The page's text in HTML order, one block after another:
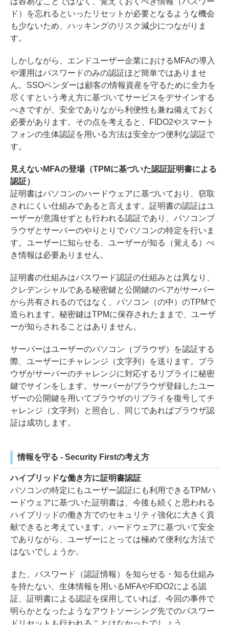
ド）を忘れるといったリセットが必要となるような機会
も少ないため、ハッキングのリスク減少につながりま
す。
しかしながら、エンドユーザー企業におけるMFAの導入
や運用はパスワードのみの認証ほど簡単ではありませ
ん。SSOベンダーは顧客の情報資産を守るために全力を
尽くすという考え方に基づいてサービスをデサインする
べきですが、安全でありながら利便性も兼ね備えておく
必要があります。その点を考えると、FIDO2やスマート
フォンの生体認証を用いる方法は安全かつ便利な認証で
す。
見えないMFAの登場（TPMに基づいた認証証明書による
認証）
証明書はパソコンのハードウェアに基づいており、窃取
されにくい仕組みであると言えます。証明書の認証はユ
ーザーが意識せずとも行われる認証であり、パソコンブ
ラウザとサーバーのやりとりでパソコンの特定を行いま
す。ユーザーに知らせる、ユーザーが知る（覚える）べ
き情報は必要ありません。
証明書の仕組みはパスワード認証の仕組みとは異なり、
クレデンシャルである秘密鍵と公開鍵のペアがサーバー
から共有されるのではなく、パソコン（の中）のTPMで
造られます。秘密鍵はTPMに保存されたままで、ユーザ
ーが知らされることはありません。
サーバーはユーザーのパソコン（ブラウザ）を認証する
際、ユーザーにチャレンジ（文字列）を送ります。ブラ
ウザがサーバーのチャレンジに対応するリプライに秘密
鍵でサインをします。サーバーがブラウザ登録したユー
ザーの公開鍵を用いてブラウザのリプライを復号してチ
ャレンジ（文字列）と照合し、同じであればブラウザ認
証は成功します。
情報を守る - Security Firstの考え方
ハイブリッドな働き方に証明書認証
パソコンの特定にもユーザー認証にも利用できるTPMハ
ードウェアに基づいた証明書は、今後も続くと思われる
ハイブリッドの働き方でのセキュリティ強化に大きく貢
献できると考えています。ハードウェアに基づいて安全
でありながら、ユーザーにとっては極めて便利な方法で
はないでしょうか。
また、パスワード（認証情報）を知らせる・知る仕組み
を持たない、生体情報を用いるMFAやFIDO2による認
証、証明書による認証を採用していれば、今回の事件で
明らかとなったようなアウトソーシング先でのパスワー